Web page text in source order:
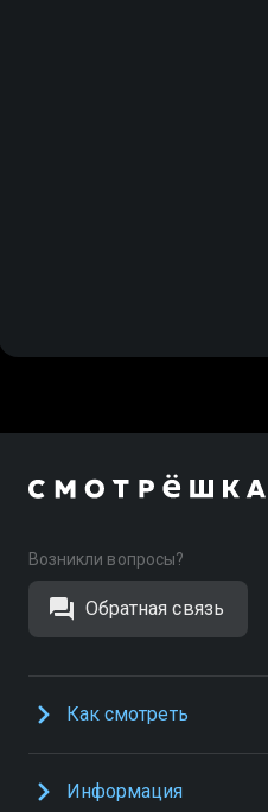
Возникли вопросы?
Обратная связь
Как смотреть
Информация